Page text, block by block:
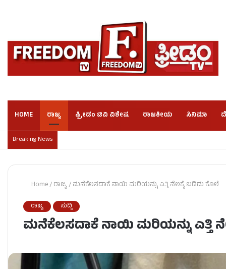
HOME ರಾಜ್ಯ ಫ್ರೀಡಂ ಟಿವಿ ವಿಶೇಷ ರಾಜಕೀಯ ಸಿನಿಮಾ
Breaking News
Home/ರಾಜ್ಯ/ಮನೆಕೆಲಸದಾಕೆ ನಾಯಿ ಮರಿಯನ್ನು ಎತ್ತಿ ನೆಲಕ್ಕೆ ಬಡಿದು ಕೊಲೆ
ರಾಜ್ಯ ಸುದ್ದಿ
ಮನೆಕೆಲಸದಾಕೆ ನಾಯಿ ಮರಿಯನ್ನು ಎತ್ತಿ